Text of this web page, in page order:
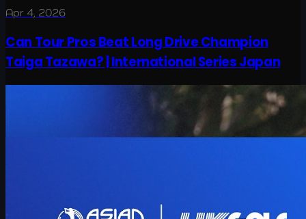
Apr 4, 2026
Can Tour Pros Beat Long Drive Champion
Taiga Tazawa? | International Series Japan